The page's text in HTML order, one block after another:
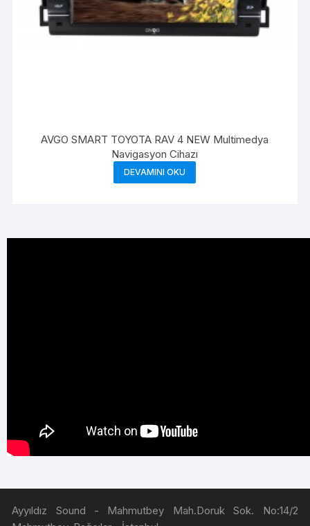
AVGO SMART TOYOTA RAV 4 NEW Multimedya
Navigasyon Cihazı
DEVAMINI OKU
Ayyıldız Sound - Mahmutbey Mah.Doruk Sok. No:14/2